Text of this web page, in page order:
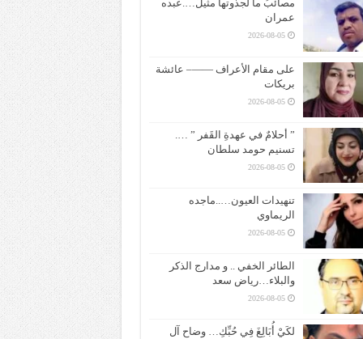
مصائبُ ما لجذوتها مثيلُ….عبده
عمران
2026-08-05
على مقام الأعراف ——– عائشة
بريكات
2026-08-05
” أحلامٌ في عهدةِ القَفر ” ….
تسنيم حومد سلطان
2026-08-05
تنهيدات العيون…..ماجده
الريماوي
2026-08-05
الطائر الخفي .. و مدارج الذكر
والبلاء…رياض سعد
2026-08-05
لكَيْ أُبَالِغَ فِي حُبِّكِ… وضاح آل